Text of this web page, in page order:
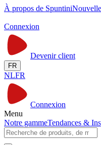
À propos de Spuntini
Connexion
Devenir client
FR
NLFR
Connexion
Menu
Notre gammeTendances &